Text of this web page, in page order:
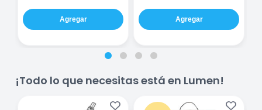
Agregar Agregar
¡Todo lo que necesitas está en Lumen!